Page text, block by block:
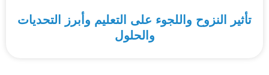
تأثير النزوح واللجوء على التعليم وأبرز التحديات
والحلول